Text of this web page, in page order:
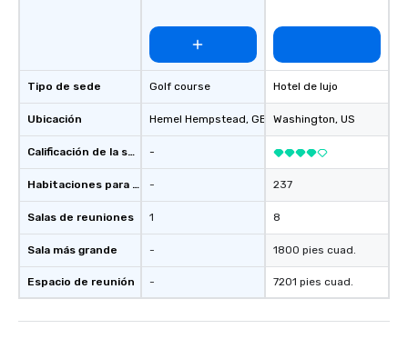
activations o custom
sound o content
theater production o production
design & management o
negotiations o registration
international travel
Tipo de sede
Ubicación
Calificación de la sede
Habitaciones para huéspedes
Salas de reuniones
Sala más grande
Espacio de reunión
Golf course
Hemel Hempstead, GB1
-
-
1
-
-
Hotel de lujo
Washington, US
237
8
1800 pies cuad.
7201 pies cuad.